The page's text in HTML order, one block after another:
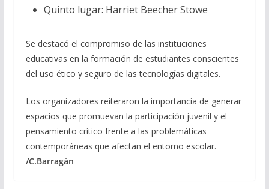
Quinto lugar: Harriet Beecher Stowe
Se destacó el compromiso de las instituciones
educativas en la formación de estudiantes conscientes
del uso ético y seguro de las tecnologías digitales.
Los organizadores reiteraron la importancia de generar
espacios que promuevan la participación juvenil y el
pensamiento crítico frente a las problemáticas
contemporáneas que afectan el entorno escolar.
/C.Barragán